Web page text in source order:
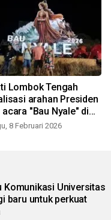
Lombok Tengah
arahan Presiden
acara "Bau Nyale" di
Seger Mandalika
8 Februari 2026
Komunikasi Universitas
baru untuk perkuat